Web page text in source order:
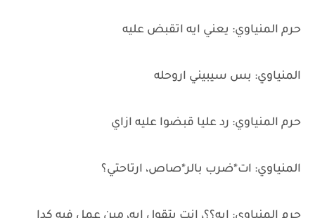
حرم المنياوي: يعني ايه اتقبض عليه
المنياوي: بس سيبيني اروحله
حرم المنياوي: رد عليا قبضوا عليه ازاي
المنياوي: ات*ضرب بالر*صاص، ارتاحتي؟